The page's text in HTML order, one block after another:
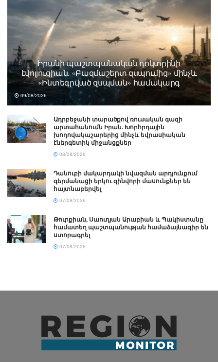
Իրանի պաշտպանական դոկտրինի
էվոլյուցիան. «Բազմաշերտ զսպումից» մինչև
«Ինտեգրված զսպման» համակարգ
09/08/2026
Ադրբեջանի տարածքով ռուսական գազի
արտահանումն Իրան. Խորհրդային
խողովակաշարերից մինչև եվրասիական
էներգետիկ միջանցքներ
08/08/2026
Դանուբի մակարդակի նվազման արդյունքում
գերմանացի երկու զինվորի մասունքներ են
հայտնաբերվել
07/08/2026
Թուրքիան, Սաուդյան Արաբիան և Պակիստանը
համատեղ պաշտպանության համաձայնագիր են
ստորագրել
07/08/2026